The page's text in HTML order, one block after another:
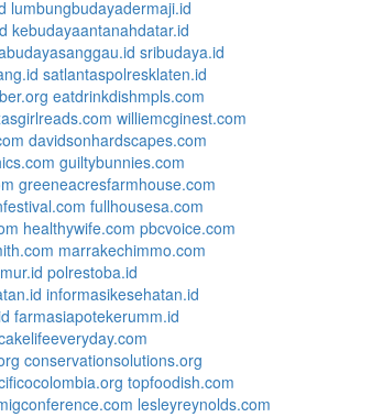
lumbungbudayadermaji.id
kebudayaantanahdatar.id
sribudaya.id
satlantaspolresklaten.id
eatdrinkdishmpls.com
williemcginest.com
davidsonhardscapes.com
guiltybunnies.com
greeneacresfarmhouse.com
fullhousesa.com
healthywife.com pbcvoice.com
marrakechimmo.com
polrestoba.id
informasikesehatan.id
farmasiapotekerumm.id
conservationsolutions.org
topfoodish.com
lesleyreynolds.com